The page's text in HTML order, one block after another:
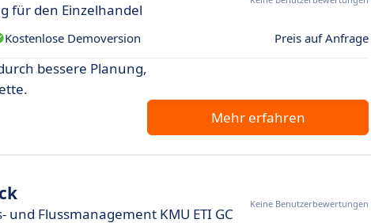
für den Einzelhandel
Kostenlose Demoversion Preis auf Anfrage
bessere Planung,
Mehr erfahren
Flussmanagement KMU ETI GC
Keine Benutzerbewertungen